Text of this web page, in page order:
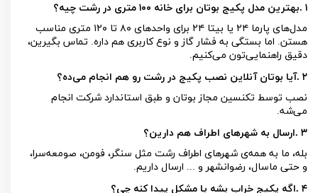
۱ .بهترین مدل پکیج بوتان برای خانه ۱۰۰ متری در رشت چیه؟
مدل‌های پارما ۲۴ یا بیتا ۲۴ برای واحدهای ۸۰ تا ۱۲۰ متری مناسب
هستن. اما بستگی به فشار گاز و نوع کاربری هم داره. تماس بگیرین،
دقیق راهنمایی‌تون می‌کنیم.
۲ .آیا بوتان آنلاین نصب پکیج در رشت رو هم انجام می‌ده؟
نصب توسط تکنسین مجاز بوتان و طبق استاندارد شرکت انجام
می‌شه.
۳ .ارسال به شهرهای اطراف هم دارین؟
بله، ما به همه‌ی شهرهای اطراف رشت مثل سنگر، فومن، صومعه‌سرا،
و حتی ماسال، رضوانشهر و ... ارسال داریم.
۴ .اگه پکیج خراب بشه یا مشکل پیدا کنه چی؟